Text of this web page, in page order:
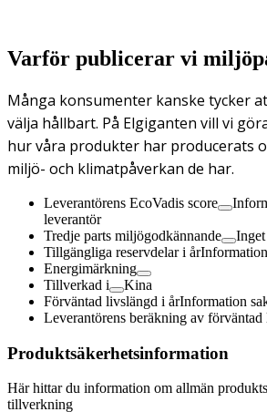
Varför publicerar vi
Många konsumenter kanske tycker
välja hållbart. På Elgiganten vill vi
hur våra produkter har producerats
miljö- och klimatpåverkan de har.
Leverantörens EcoVadis score
leverantör
Tredje parts miljögodkännande
Tillgängliga reservdelar i år
Energimärkning
Tillverkad i
Kina
Förväntad livslängd i årInformation
Leverantörens beräkning av förväntad
Produktsäkerhetsinformation
Här hittar du information om allmän
tillverkning